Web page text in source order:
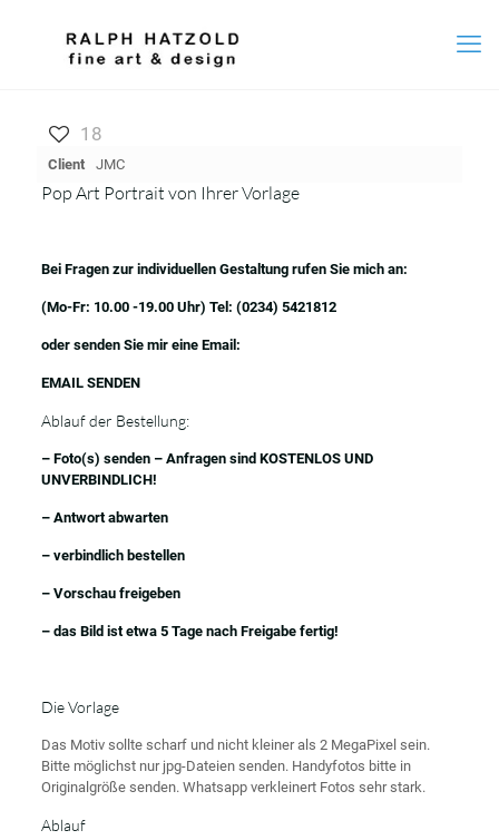
18
Client JMC
Pop Art Portrait von Ihrer Vorlage
Bei Fragen zur individuellen Gestaltung rufen Sie mich an:
(Mo-Fr: 10.00 -19.00 Uhr) Tel: (0234) 5421812
oder senden Sie mir eine Email:
EMAIL SENDEN
Ablauf der Bestellung:
– Foto(s) senden – Anfragen sind KOSTENLOS UND
UNVERBINDLICH!
– Antwort abwarten
– verbindlich bestellen
– Vorschau freigeben
– das Bild ist etwa 5 Tage nach Freigabe fertig!
Die Vorlage
Das Motiv sollte scharf und nicht kleiner als 2 MegaPixel sein.
Bitte möglichst nur jpg-Dateien senden. Handyfotos bitte in
Originalgröße senden. Whatsapp verkleinert Fotos sehr stark.
Ablauf